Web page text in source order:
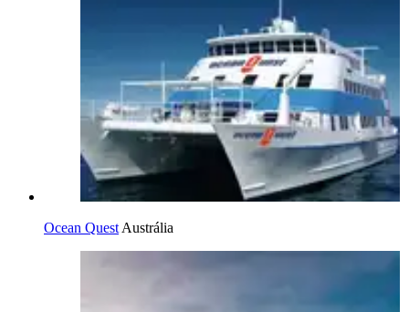
Ocean Quest Austrália